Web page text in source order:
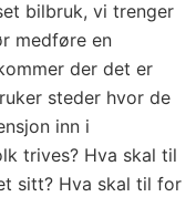
bilbruk, vi trenger
medføre en
der det er
steder hvor de
inn i
trives? Hva skal til
sitt? Hva skal til for